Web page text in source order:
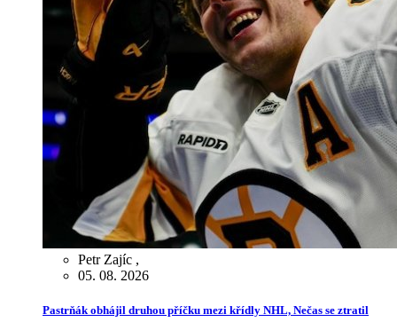
Petr Zajíc ,
05. 08. 2026
Pastrňák obhájil druhou příčku mezi křídly NHL, Nečas se ztratil